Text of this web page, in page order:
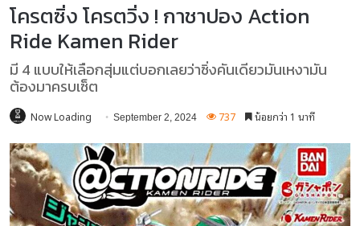
โครตซิ่ง โครตวิ่ง ! กาชาปอง Action
Ride Kamen Rider
มี 4 แบบให้เลือกสุ่มแต่บอกเลยว่าซิ่งคันเดียวมันเหงามัน
ต้องมาครบเซ็ต
Now Loading September 2, 2024 737 น้อยกว่า 1 นาที